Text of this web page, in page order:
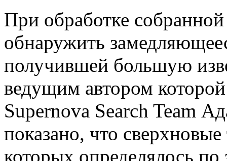
При обработке
обнаружить
получившей большую
ведущим автором
Supernova Search Team
показано, что
которых определялось